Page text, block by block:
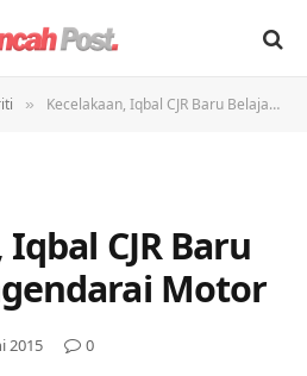
» Kecelakaan, Iqbal CJR Baru Belajar Mengendarai Motor
CJR Baru
Motor
2015 0